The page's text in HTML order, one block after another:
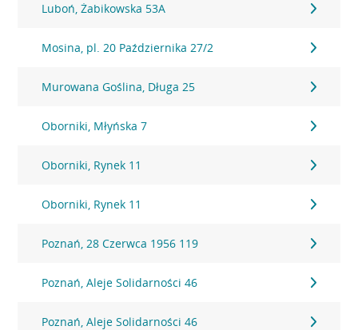
Luboń, Żabikowska 53A
Mosina, pl. 20 Października 27/2
Murowana Goślina, Długa 25
Oborniki, Młyńska 7
Oborniki, Rynek 11
Oborniki, Rynek 11
Poznań, 28 Czerwca 1956 119
Poznań, Aleje Solidarności 46
Poznań, Aleje Solidarności 46